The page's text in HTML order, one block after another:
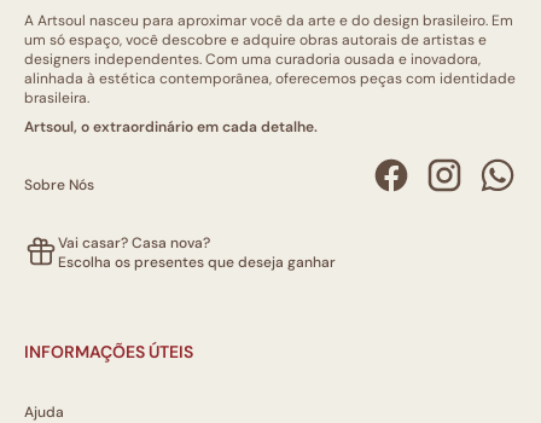
A Artsoul nasceu para aproximar você da arte e do design brasileiro. Em
um só espaço, você descobre e adquire obras autorais de artistas e
designers independentes. Com uma curadoria ousada e inovadora,
alinhada à estética contemporânea, oferecemos peças com identidade
brasileira.
Artsoul, o extraordinário em cada detalhe.
Sobre Nós
Vai casar? Casa nova?
Escolha os presentes que deseja ganhar
INFORMAÇÕES ÚTEIS
Ajuda